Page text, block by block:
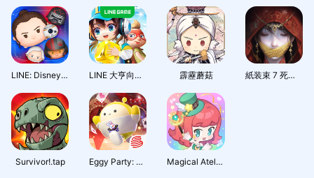
LINE: Disney Tsum Tsum LINE 大亨向前衝 霹靂蘑菇 紙装束 7 死の絆
Survivor!.tap Eggy Party: Trendy Party Game Magical Atelier-JP